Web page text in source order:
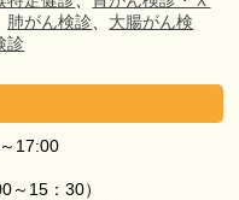
肺がん検診
大腸がん検
診
17:00
～15：30）